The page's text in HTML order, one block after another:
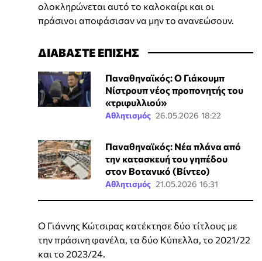
ολοκληρώνεται αυτό το καλοκαίρι και οι
πράσινοι αποφάσισαν να μην το ανανεώσουν.
ΔΙΑΒΑΣΤΕ ΕΠΙΣΗΣ
Παναθηναϊκός: Ο Γιάκουμπ
Νίστρουπ νέος προπονητής του
«τριφυλλιού»
Αθλητισμός 26.05.2026 18:22
Παναθηναϊκός: Νέα πλάνα από
την κατασκευή του γηπέδου
στον Βοτανικό (Βίντεο)
Αθλητισμός 21.05.2026 16:31
Ο Γιάννης Κώτσιρας κατέκτησε δύο τίτλους με
την πράσινη φανέλα, τα δύο Κύπελλα, το 2021/22
και το 2023/24.